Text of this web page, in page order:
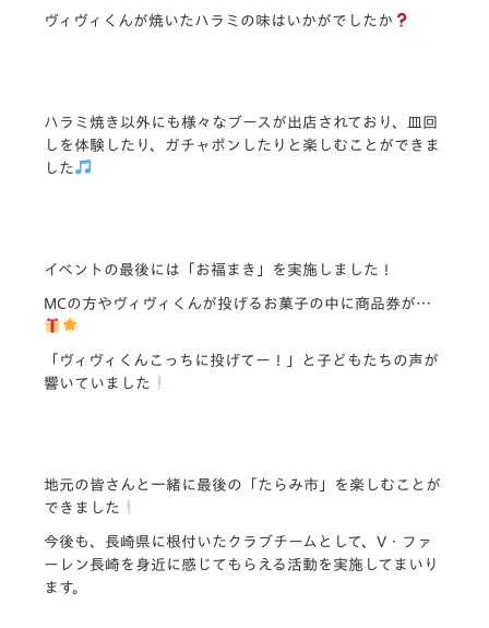
ヴィヴィくんが焼いたハラミの味はいかがでしたか
ハラミ焼き以外にも様々なブースが出店されており、皿回
しを体験したり、ガチャポンしたりと楽しむことができま
した
イベントの最後には「お福まき」を実施しました！
MCの方やヴィヴィくんが投げるお菓子の中に商品券が…
「ヴィヴィくんこっちに投げてー！」と子どもたちの声が
響いていました
地元の皆さんと一緒に最後の「たらみ市」を楽しむことが
できました
今後も、長崎県に根付いたクラブチームとして、V・ファ
ーレン長崎を身近に感じてもらえる活動を実施してまいり
ます。